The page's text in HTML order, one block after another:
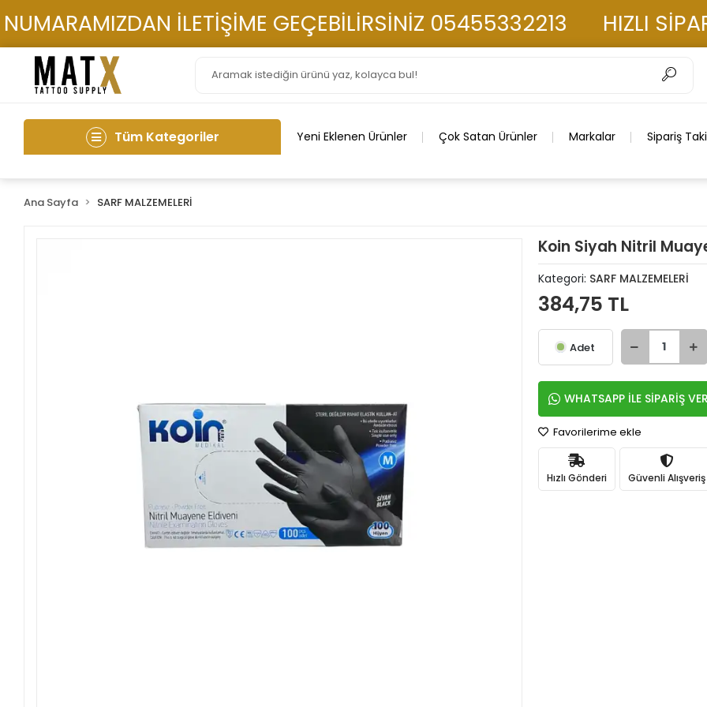
İLETİŞİME GEÇEBİLİRSİNİZ 05455332213 HIZLI
Tüm Kategoriler Yeni Eklenen Ürünler Çok Satan Ürünler Markalar Sipariş
Ana Sayfa SARF MALZEMELERİ
Koin Siyah Nitril
Kategori: SARF MALZEMELERİ
384,75 TL
Adet
WHATSAPP İLE SİPARİŞ
Favorilerime ekle
Hızlı Gönderi Güvenli Alışveriş